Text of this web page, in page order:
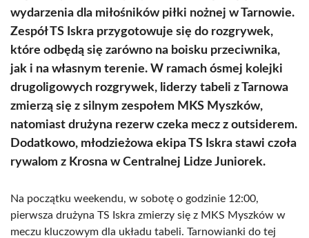
wydarzenia dla miłośników piłki nożnej w Tarnowie.
Zespół TS Iskra przygotowuje się do rozgrywek,
które odbędą się zarówno na boisku przeciwnika,
jak i na własnym terenie. W ramach ósmej kolejki
drugoligowych rozgrywek, liderzy tabeli z Tarnowa
zmierzą się z silnym zespołem MKS Myszków,
natomiast drużyna rezerw czeka mecz z outsiderem.
Dodatkowo, młodzieżowa ekipa TS Iskra stawi czoła
rywalom z Krosna w Centralnej Lidze Juniorek.
Na początku weekendu, w sobotę o godzinie 12:00,
pierwsza drużyna TS Iskra zmierzy się z MKS Myszków w
meczu kluczowym dla układu tabeli. Tarnowianki do tej